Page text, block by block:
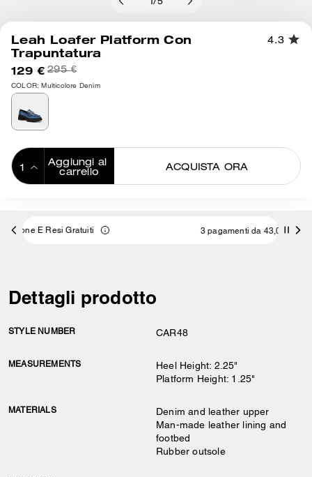
/5
Leah Loafer Platform Con
Trapuntatura
4.3
129 € 295 €
COLOR: Multicolore Denim
Aggiungi al
carrello
ACQUISTA ORA
3 pagamenti da 43,00 € a interessi 0% con
Dettagli prodotto
STYLE NUMBER CAR48
MEASUREMENTS
Heel Height: 2.25"
Platform Height: 1.25"
MATERIALS
Denim and leather upper
Man-made leather lining and
footbed
Rubber outsole